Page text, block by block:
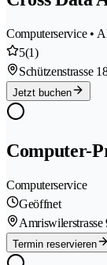
Computerservice •
5(1)
Schützenstrasse 1
Jetzt buchen
Computer-
Computerservice
Geöffnet
Amriswilerstrasse
Termin reservieren